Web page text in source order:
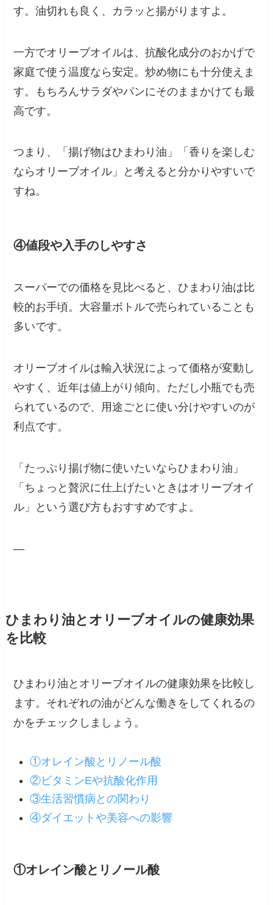
す。油切れも良く、カラッと揚がりますよ。
一方でオリーブオイルは、抗酸化成分のおかげで
家庭で使う温度なら安定。炒め物にも十分使えま
す。もちろんサラダやパンにそのままかけても最
高です。
つまり、「揚げ物はひまわり油」「香りを楽しむ
ならオリーブオイル」と考えると分かりやすいで
すね。
④値段や入手のしやすさ
スーパーでの価格を見比べると、ひまわり油は比
較的お手頃。大容量ボトルで売られていることも
多いです。
オリーブオイルは輸入状況によって価格が変動し
やすく、近年は値上がり傾向。ただし小瓶でも売
られているので、用途ごとに使い分けやすいのが
利点です。
「たっぷり揚げ物に使いたいならひまわり油」
「ちょっと贅沢に仕上げたいときはオリーブオイ
ル」という選び方もおすすめですよ。
—
ひまわり油とオリーブオイルの健康効果
を比較
ひまわり油とオリーブオイルの健康効果を比較し
ます。それぞれの油がどんな働きをしてくれるの
かをチェックしましょう。
①オレイン酸とリノール酸
②ビタミンEや抗酸化作用
③生活習慣病との関わり
④ダイエットや美容への影響
①オレイン酸とリノール酸